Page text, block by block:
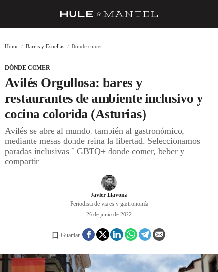
BARRAS Y ESTRELLAS
DÓNDE COMER
ÍDOLOS DE MESAS
CUADERNO DE VIAJE
INICIAR SESIÓN
Home Barras y Estrellas Dónde comer
DÓNDE COMER
Avilés Orgullosa: bares y
restaurantes de ambiente inclusivo y
cocina colorida (Asturias)
Avilés se abre al mundo, también al gastronómico,
mediante mesas donde reina la libertad. Seleccionamos
paradas inclusivas LGBTQ+ donde comer, beber y
compartir
Javier Llavona
Periodista de viajes y gastronomía
26 de junio de 2022
Guardar